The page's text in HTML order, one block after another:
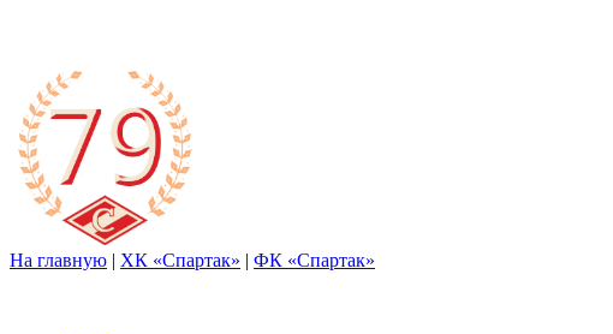
На главную | ХК «Спартак» | ФК «Спартак»